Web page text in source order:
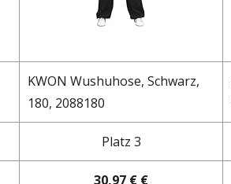
KWON Wushuhose, Schwarz,
180, 2088180
Platz 3
30,97 € €